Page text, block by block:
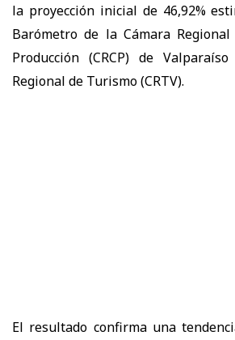
la proyección inicial de 46,92%
Barómetro de la Cámara
Producción (CRCP) de
Regional de Turismo (CRTV).
El resultado confirma una